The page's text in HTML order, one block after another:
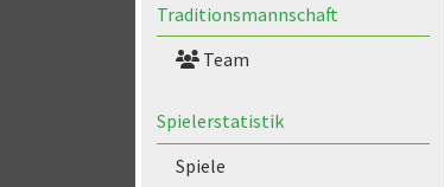
Traditionsmannschaft
Team
Spielerstatistik
Spiele